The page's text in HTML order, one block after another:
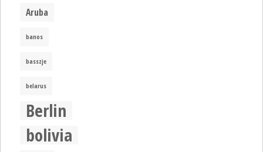
Aruba
banos
basszje
belarus
Berlin
bolivia